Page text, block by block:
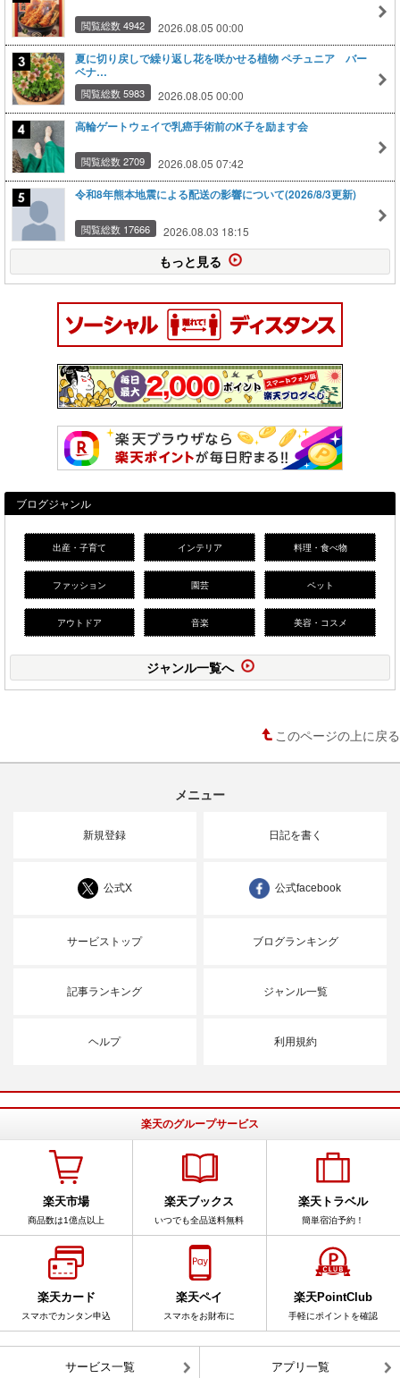
閲覧総数 4942 2026.08.05 00:00
夏に切り戻しで繰り返し花を咲かせる植物 ペチュニア バー
ベナ…
閲覧総数 5983 2026.08.05 00:00
高輪ゲートウェイで乳癌手術前のK子を励ます会
閲覧総数 2709 2026.08.05 07:42
令和8年熊本地震による配送の影響について(2026/8/3更新)
閲覧総数 17666 2026.08.03 18:15
もっと見る
ブログジャンル
出産・子育て インテリア 料理・食べ物
ファッション 園芸 ペット
アウトドア 音楽 美容・コスメ
ジャンル一覧へ
このページの上に戻る
メニュー
新規登録 日記を書く
公式X 公式facebook
サービストップ ブログランキング
記事ランキング ジャンル一覧
ヘルプ 利用規約
楽天のグループサービス
楽天市場
商品数は1億点以上
楽天ブックス
いつでも全品送料無料
楽天トラベル
簡単宿泊予約！
楽天カード
スマホでカンタン申込
楽天ペイ
スマホをお財布に
楽天PointClub
手軽にポイントを確認
サービス一覧 アプリ一覧